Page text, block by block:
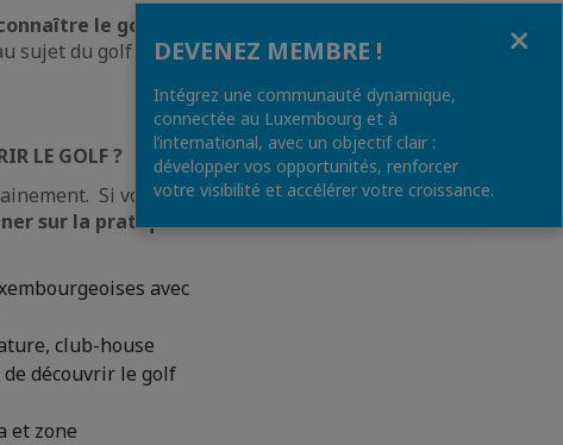
le golf au
sujet du golf et
LE GOLF ?
Si vous
sur la pratique
avec
club-house
découvrir le golf
et zone
DEVENEZ MEMBRE !
Intégrez une communauté dynamique,
connectée au Luxembourg et à
l’international, avec un objectif clair :
développer vos opportunités, renforcer
votre visibilité et accélérer votre croissance.